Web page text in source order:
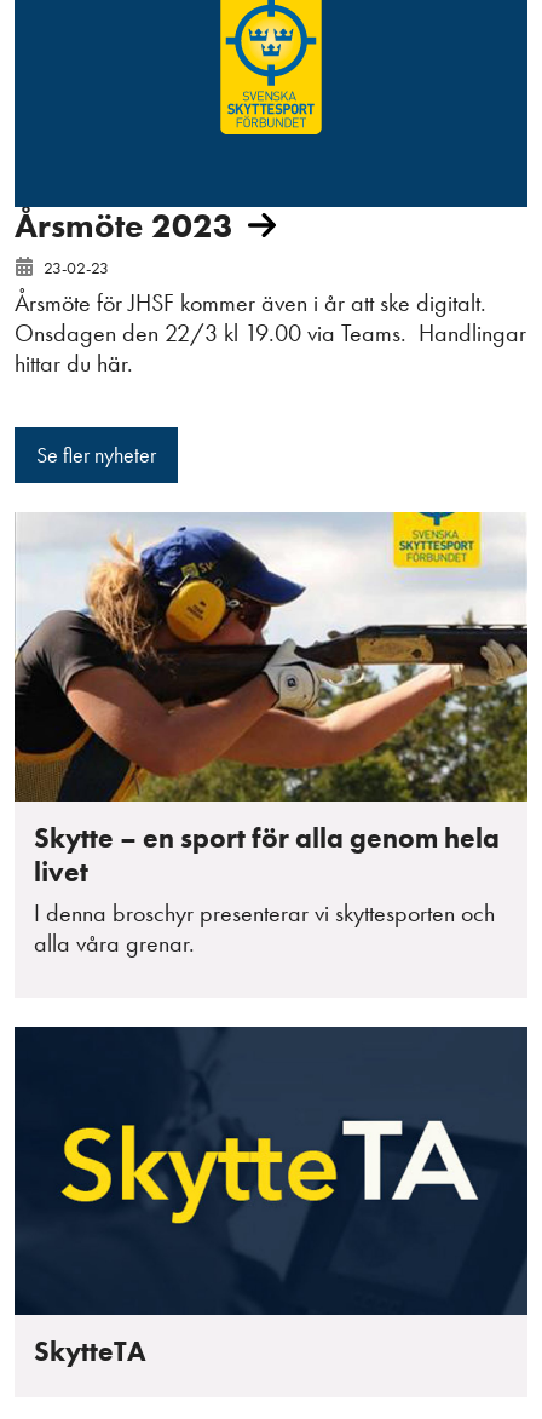
Årsmöte 2023
23-02-23
Årsmöte för JHSF kommer även i år att ske digitalt.
Onsdagen den 22/3 kl 19.00 via Teams. Handlingar
hittar du här.
Se fler nyheter
Skytte – en sport för alla genom hela
livet
I denna broschyr presenterar vi skyttesporten och
alla våra grenar.
SkytteTA